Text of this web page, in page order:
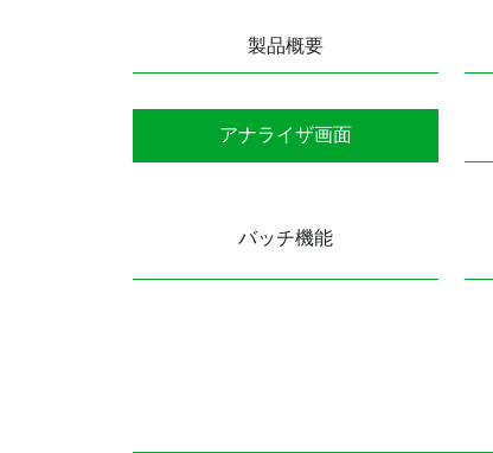
製品概要
アナライザ画面
バッチ機能